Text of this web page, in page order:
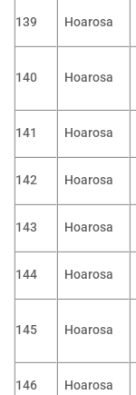
139 Hoarosa
140 Hoarosa
141 Hoarosa
142 Hoarosa
143 Hoarosa
144 Hoarosa
145 Hoarosa
146 Hoarosa